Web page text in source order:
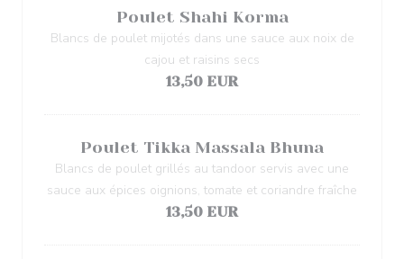
Poulet Shahi Korma
Blancs de poulet mijotés dans une sauce aux noix de
cajou et raisins secs
13,50 EUR
Poulet Tikka Massala Bhuna
Blancs de poulet grillés au tandoor servis avec une
sauce aux épices oignions, tomate et coriandre fraîche
13,50 EUR